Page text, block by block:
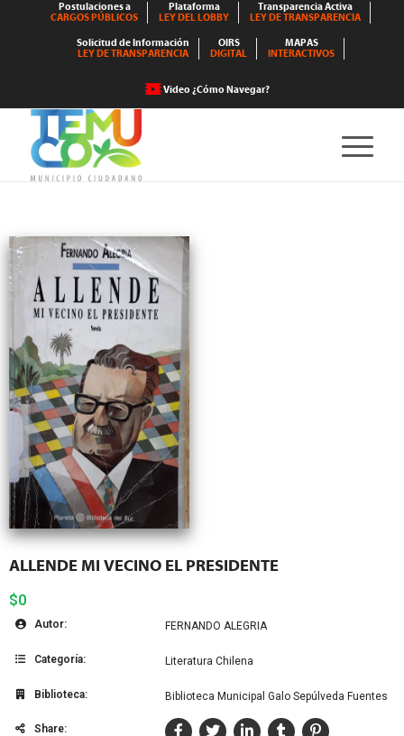
Postulaciones a
CARGOS PÚBLICOS
Plataforma
LEY DEL LOBBY
Transparencia Activa
LEY DE TRANSPARENCIA
Solicitud de Información
LEY DE TRANSPARENCIA
OIRS
DIGITAL
MAPAS
INTERACTIVOS
Video ¿Cómo Navegar?
ALLENDE MI VECINO EL PRESIDENTE
$0
Autor: FERNANDO ALEGRIA
Categoría: Literatura Chilena
Biblioteca: Biblioteca Municipal Galo Sepúlveda Fuentes
Share: